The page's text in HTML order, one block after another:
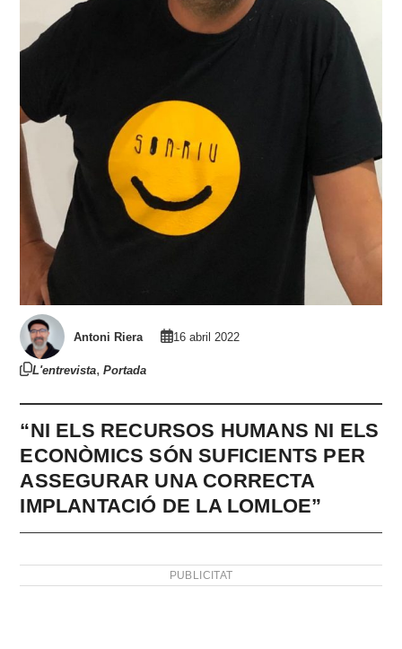
Antoni Riera 16 abril 2022
L'entrevista,Portada
“NI ELS RECURSOS HUMANS NI ELS
ECONÒMICS SÓN SUFICIENTS PER
ASSEGURAR UNA CORRECTA
IMPLANTACIÓ DE LA LOMLOE”
PUBLICITAT